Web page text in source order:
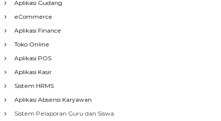
Aplikasi Gudang
eCommerce
Aplikasi Finance
Toko Online
Aplikasi POS
Aplikasi Kasir
Sistem HRMS
Aplikasi Absensi Karyawan
Sistem Pelaporan Guru dan Siswa